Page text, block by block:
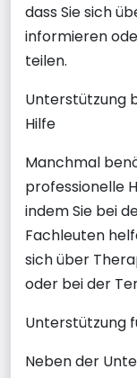
dass Sie sich
informieren
teilen.
Unterstützung
Hilfe
Manchmal
professionelle
indem Sie bei
Fachleuten
sich über
oder bei der
Unterstützung
Neben der